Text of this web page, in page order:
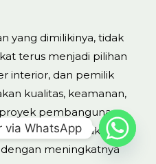
yang dimilikinya, tidak
terus menjadi pilihan
interior, dan pemilik
kualitas, keamanan,
pembangunan
ini diperkirakan akan
meningkatnya
via WhatsApp